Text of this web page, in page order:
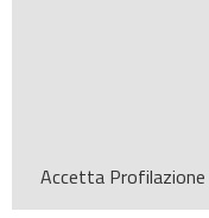
Accetta Profilazione